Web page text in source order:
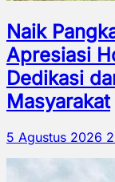
Naik
Apresiasi
Dedikasi
Masyarakat
5 Agustus 2026